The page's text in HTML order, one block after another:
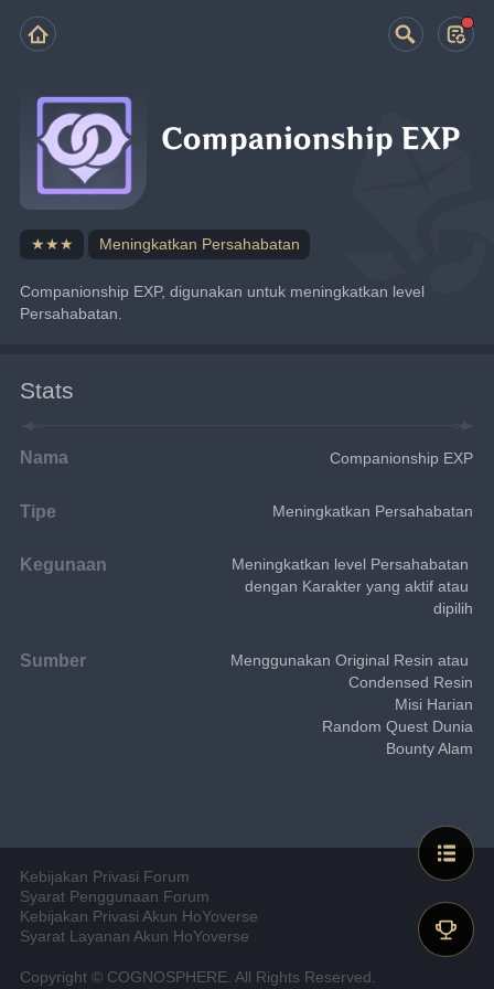
Companionship EXP
★★★ Meningkatkan Persahabatan
Companionship EXP, digunakan untuk meningkatkan level
Persahabatan.
Stats
Nama Companionship EXP
Tipe Meningkatkan Persahabatan
Kegunaan
Meningkatkan level Persahabatan
dengan Karakter yang aktif atau
dipilih
Sumber
Menggunakan Original Resin atau
Condensed Resin
Misi Harian
Random Quest Dunia
Bounty Alam
Kebijakan Privasi Forum
Syarat Penggunaan Forum
Kebijakan Privasi Akun HoYoverse
Syarat Layanan Akun HoYoverse
Copyright © COGNOSPHERE. All Rights Reserved.